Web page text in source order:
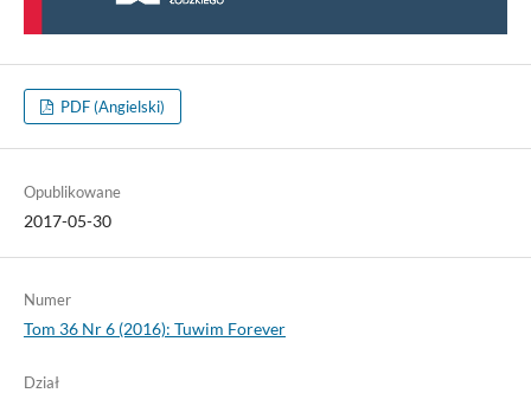
PDF (Angielski)
Opublikowane
2017-05-30
Numer
Tom 36 Nr 6 (2016): Tuwim Forever
Dział